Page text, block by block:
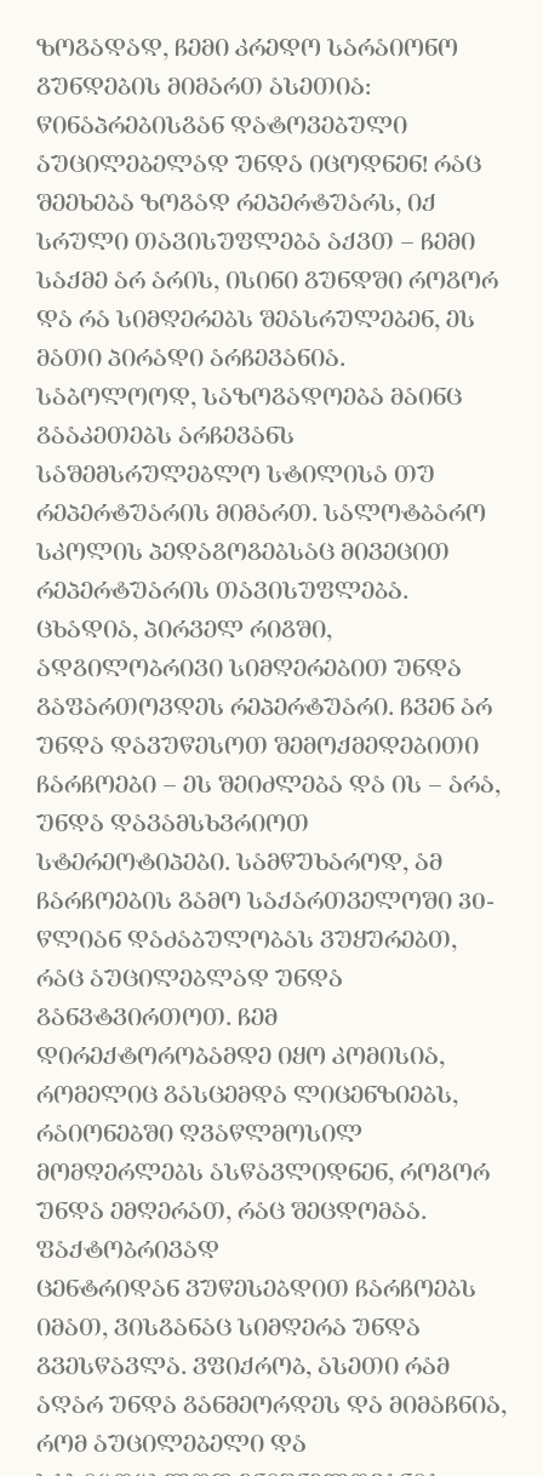
ზოგადად, ჩემი კრედო სარაიონო
გუნდების მიმართ ასეთია:
წინაპრებისგან დატოვებული
აუცილებელად უნდა იცოდნენ! რაც
შეეხება ზოგად რეპერტუარს, იქ
სრული თავისუფლება აქვთ – ჩემი
საქმე არ არის, ისინი გუნდში როგორ
და რა სიმღერებს შეასრულებენ, ეს
მათი პირადი არჩევანია.
საბოლოოდ, საზოგადოება მაინც
გააკეთებს არჩევანს
საშემსრულებლო სტილისა თუ
რეპერტუარის მიმართ. სალოტბარო
სკოლის პედაგოგებსაც მივეცით
რეპერტუარის თავისუფლება.
ცხადია, პირველ რიგში,
ადგილობრივი სიმღერებით უნდა
გაფართოვდეს რეპერტუარი. ჩვენ არ
უნდა დავუწესოთ შემოქმედებითი
ჩარჩოები – ეს შეიძლება და ის – არა,
უნდა დავამსხვრიოთ
სტერეოტიპები. სამწუხაროდ, ამ
ჩარჩოების გამო საქართველოში 30-
წლიან დაძაბულობას ვუყურებთ,
რაც აუცილებლად უნდა
განვტვირთოთ. ჩემ
დირექტორობამდე იყო კომისია,
რომელიც გასცემდა ლიცენზიებს,
რაიონებში ღვაწლმოსილ
მომღერლებს ასწავლიდნენ, როგორ
უნდა ემღერათ, რაც შეცდომაა.
ფაქტობრივად
ცენტრიდან ვუწესებდით ჩარჩოებს
იმათ, ვისგანაც სიმღერა უნდა
გვესწავლა. ვფიქრობ, ასეთი რამ
აღარ უნდა განმეორდეს და მიმაჩნია,
რომ აუცილებელი და